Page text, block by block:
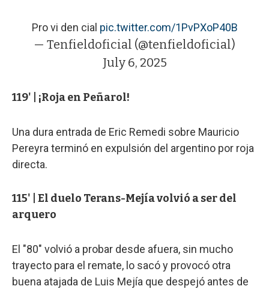
Pro vi den cial pic.twitter.com/1PvPXoP40B
— Tenfieldoficial (@tenfieldoficial)
July 6, 2025
119' | ¡Roja en Peñarol!
Una dura entrada de Eric Remedi sobre Mauricio
Pereyra terminó en expulsión del argentino por roja
directa.
115' | El duelo Terans-Mejía volvió a ser del
arquero
El "80" volvió a probar desde afuera, sin mucho
trayecto para el remate, lo sacó y provocó otra
buena atajada de Luis Mejía que despejó antes de